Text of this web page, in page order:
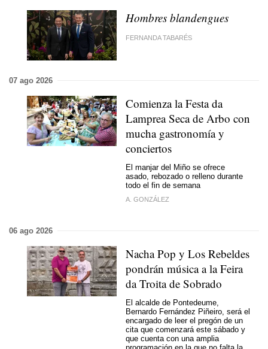
Hombres blandengues
FERNANDA TABARÉS
07 ago 2026
Comienza la Festa da
Lamprea Seca de Arbo con
mucha gastronomía y
conciertos
El manjar del Miño se ofrece
asado, rebozado o relleno durante
todo el fin de semana
A. GONZÁLEZ
06 ago 2026
Nacha Pop y Los Rebeldes
pondrán música a la Feira
da Troita de Sobrado
El alcalde de Pontedeume,
Bernardo Fernández Piñeiro, será el
encargado de leer el pregón de un
cita que comenzará este sábado y
que cuenta con una amplia